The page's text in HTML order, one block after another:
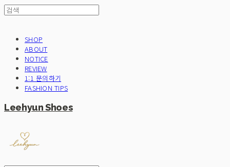
SHOP
ABOUT
NOTICE
REVIEW
1:1 문의하기
FASHION TIPS
Leehyun Shoes